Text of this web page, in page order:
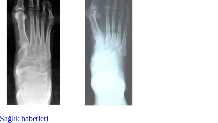
Sağlık haberleri